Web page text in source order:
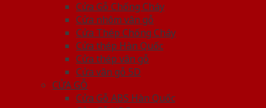
Cửa Gỗ Chống Cháy
Cửa nhôm vân gỗ
Cửa Thép Chống Cháy
Cửa thép Hàn Quốc
Cửa thép vân gỗ
Cửa vân gỗ 5D
CỬA GỖ
Cửa Gỗ ABS Hàn Quốc